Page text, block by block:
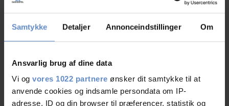
Samtykke Detaljer Annonceindstillinger Om
Ansvarlig brug af dine data
Vi og vores 1022 partnere ønsker dit samtykke til at
anvende cookies og indsamle persondata om IP-
adresse, ID og din browser til præferencer, statistik og
Antal værelser med bad og/eller toilet 27